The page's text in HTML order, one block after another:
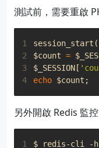
測試前，需要重啟
1 session_start
2
$count =
3
$_SESSION[
4
echo $count ;
另外開啟 Redis 監控
1